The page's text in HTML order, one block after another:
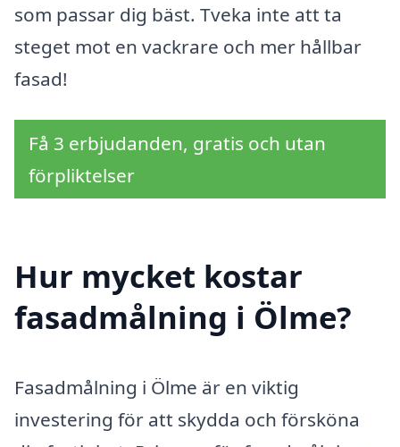
som passar dig bäst. Tveka inte att ta
steget mot en vackrare och mer hållbar
fasad!
Få 3 erbjudanden, gratis och utan
förpliktelser
Hur mycket kostar
fasadmålning i Ölme?
Fasadmålning i Ölme är en viktig
investering för att skydda och försköna